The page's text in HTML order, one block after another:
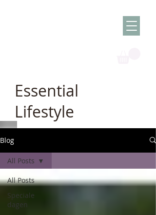
Essential
Lifestyle
Blog
All Posts
Speciale
dagen
All Posts